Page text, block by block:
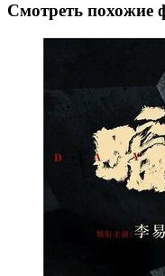
Смотреть